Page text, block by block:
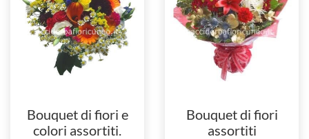
Bouquet di fiori e
colori assortiti.
Bouquet di fiori
assortiti